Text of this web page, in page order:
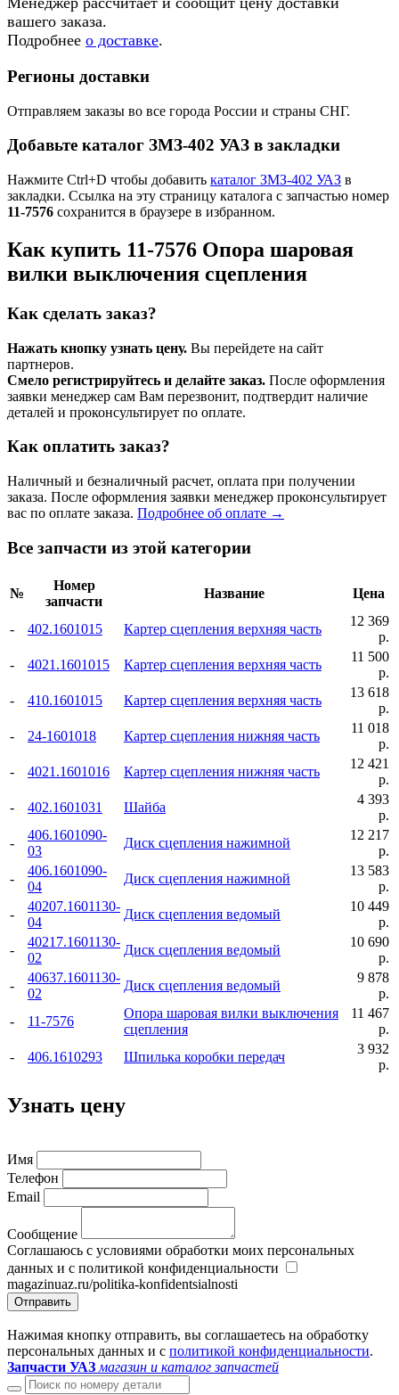
вашего заказа.
Подробнее о доставке.
Регионы доставки
Отправляем заказы во все города России и страны СНГ.
Добавьте каталог ЗМЗ-402 УАЗ в закладки
Нажмите Ctrl+D чтобы добавить каталог ЗМЗ-402 УАЗ в
закладки. Ссылка на эту страницу каталога с запчастью номер
11-7576 сохранится в браузере в избранном.
Как купить 11-7576 Опора шаровая
вилки выключения сцепления
Как сделать заказ?
Нажать кнопку узнать цену. Вы перейдете на сайт
партнеров.
Смело регистрируйтесь и делайте заказ. После оформления
заявки менеджер сам Вам перезвонит, подтвердит наличие
деталей и проконсультирует по оплате.
Как оплатить заказ?
Наличный и безналичный расчет, оплата при получении
заказа. После оформления заявки менеджер проконсультирует
вас по оплате заказа. Подробнее об оплате →
Все запчасти из этой категории
№
Номер
запчасти
Название Цена
- 402.1601015 Картер сцепления верхняя часть
12 369
р.
-
4021.1601015 Картер сцепления верхняя часть
11 500
р.
-
410.1601015 Картер сцепления верхняя часть
13 618
р.
-
24-1601018 Картер сцепления нижняя часть
11 018
р.
-
4021.1601016 Картер сцепления нижняя часть
12 421
р.
-
402.1601031 Шайба
4 393
р.
-
406.1601090-
03
Диск сцепления нажимной
12 217
р.
-
406.1601090-
04
Диск сцепления нажимной
13 583
р.
-
40207.1601130-
04
Диск сцепления ведомый
10 449
р.
-
40217.1601130-
02
Диск сцепления ведомый
10 690
р.
-
40637.1601130-
02
Диск сцепления ведомый
9 878
р.
-
11-7576
Опора шаровая вилки выключения
сцепления
11 467
р.
-
406.1610293 Шпилька коробки передач
3 932
р.
Узнать цену
Имя
Телефон
Email
Сообщение
Соглашаюсь с условиями обработки моих персональных
данных и с политикой конфиденциальности
magazinuaz.ru/politika-konfidentsialnosti
Отправить
Нажимая кнопку отправить, вы соглашаетесь на обработку
персональных данных и с политикой конфиденциальности.
Запчасти УАЗ магазин и каталог запчастей